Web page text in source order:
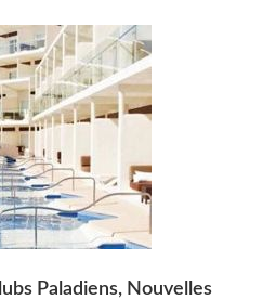
Paladiens, Nouvelles